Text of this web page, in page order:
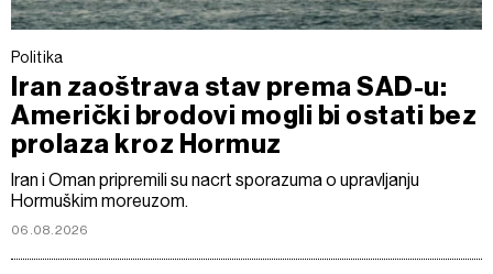
Politika
Iran zaoštrava stav prema SAD-u:
Američki brodovi mogli bi ostati bez
prolaza kroz Hormuz
Iran i Oman pripremili su nacrt sporazuma o upravljanju
Hormuškim moreuzom.
06.08.2026